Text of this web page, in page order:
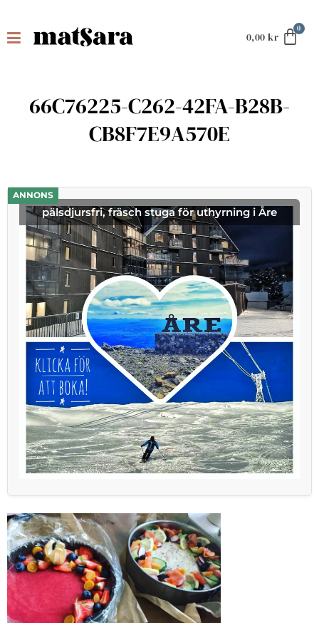
0,00 kr
66C76225-C262-42FA-B28B-
CB8F7E9A570E
ANNONS
pälsdjursfri, fräsch stuga för uthyrning i Åre